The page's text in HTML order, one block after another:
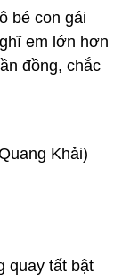
bé con gái
em lớn hơn
đồng, chắc
Khải)
quay tất bật